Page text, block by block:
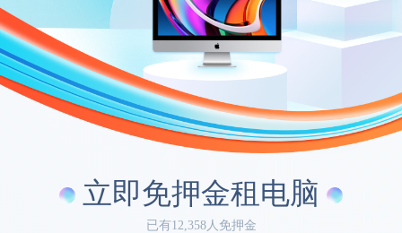
立即免押金租电脑
已有12,358人免押金